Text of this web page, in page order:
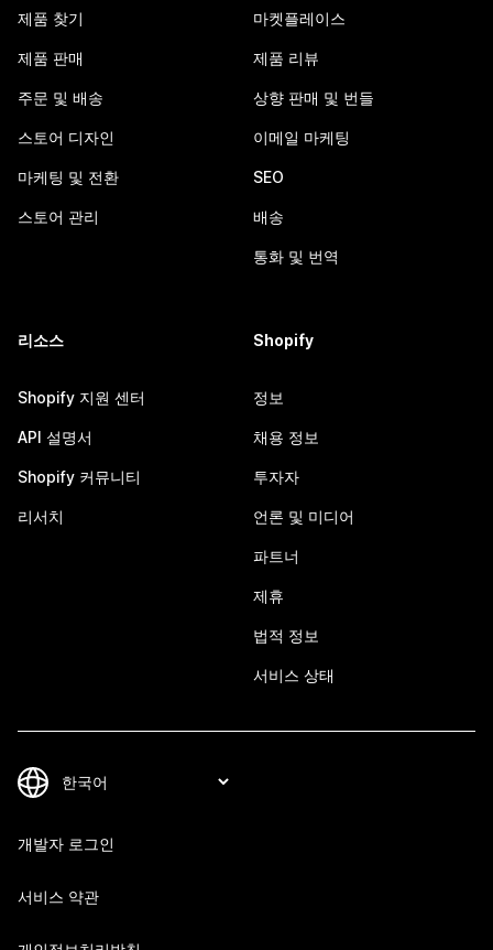
제품 찾기
제품 판매
주문 및 배송
스토어 디자인
마케팅 및 전환
스토어 관리
마켓플레이스
제품 리뷰
상향 판매 및 번들
이메일 마케팅
SEO
배송
통화 및 번역
리소스
Shopify 지원 센터
API 설명서
Shopify 커뮤니티
리서치
Shopify
정보
채용 정보
투자자
언론 및 미디어
파트너
제휴
법적 정보
서비스 상태
개발자 로그인
서비스 약관